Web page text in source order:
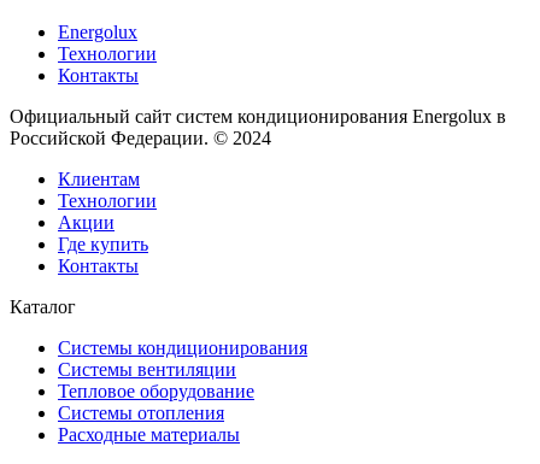
Energolux
Технологии
Контакты
Официальный сайт систем кондиционирования Energolux в
Российской Федерации. © 2024
Клиентам
Технологии
Акции
Где купить
Контакты
Каталог
Системы кондиционирования
Системы вентиляции
Тепловое оборудование
Системы отопления
Расходные материалы